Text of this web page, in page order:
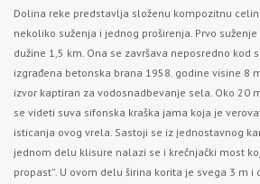
Dolina reke predstavlja složenu kompozitnu
nekoliko suženja i jednog proširenja. Prvo
dužine 1,5 km. Ona se završava neposredno kod
izgrađena betonska brana 1958. godine visine 8
izvor kaptiran za vodosnadbevanje sela. Oko 20
se videti suva sifonska kraška jama koja je
isticanja ovog vrela. Sastoji se iz jednostavnog
jednom delu klisure nalazi se i krečnjački most
propast”. U ovom delu širina korita je svega 3 m i